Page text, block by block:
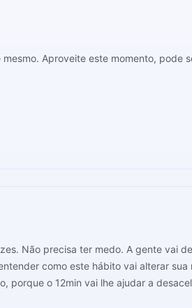
Aproveite este momento, pode
Não precisa ter medo. A gente vai
porque o 12min vai lhe ajudar a